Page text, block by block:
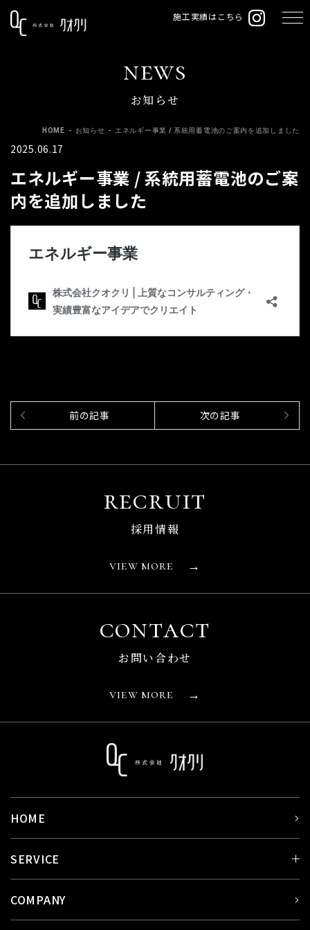
施工実績はこちら
news
お知らせ
HOME - お知らせ - エネルギー事業 / 系統用蓄電池のご案内を追加しました
2025.06.17
エネルギー事業 / 系統用蓄電池のご案
内を追加しました
recruit
採用情報
view more →
contact
お問い合わせ
view more →
HOME
SERVICE
COMPANY